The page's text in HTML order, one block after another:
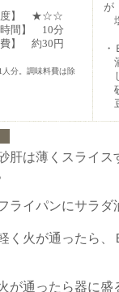
度】 ★☆☆
間】 10分
】 約30円
人分。調味料費は除
が
・
肝は薄くスライ
ライパンにサラ
く火が通ったら
が通ったら器に盛